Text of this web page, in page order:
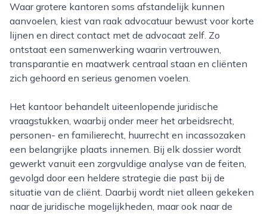
Waar grotere kantoren soms afstandelijk kunnen
aanvoelen, kiest van raak advocatuur bewust voor korte
lijnen en direct contact met de advocaat zelf. Zo
ontstaat een samenwerking waarin vertrouwen,
transparantie en maatwerk centraal staan en cliënten
zich gehoord en serieus genomen voelen.
Het kantoor behandelt uiteenlopende juridische
vraagstukken, waarbij onder meer het arbeidsrecht,
personen- en familierecht, huurrecht en incassozaken
een belangrijke plaats innemen. Bij elk dossier wordt
gewerkt vanuit een zorgvuldige analyse van de feiten,
gevolgd door een heldere strategie die past bij de
situatie van de cliënt. Daarbij wordt niet alleen gekeken
naar de juridische mogelijkheden, maar ook naar de